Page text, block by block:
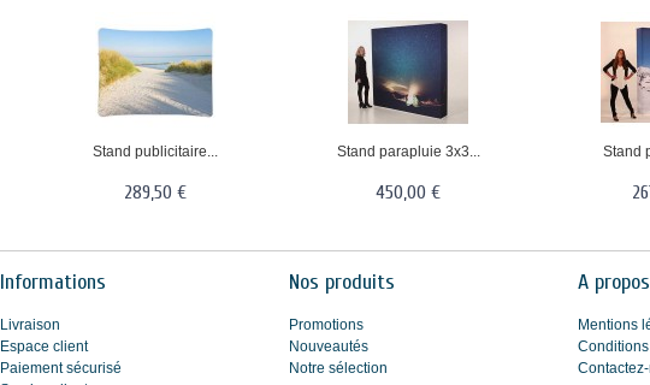
Stand publicitaire...
289,50 €
Stand parapluie 3x3...
450,00 €
Stand
Informations
Livraison
Espace client
Paiement sécurisé
Nos produits
Promotions
Nouveautés
Notre sélection
A propos
Mentions